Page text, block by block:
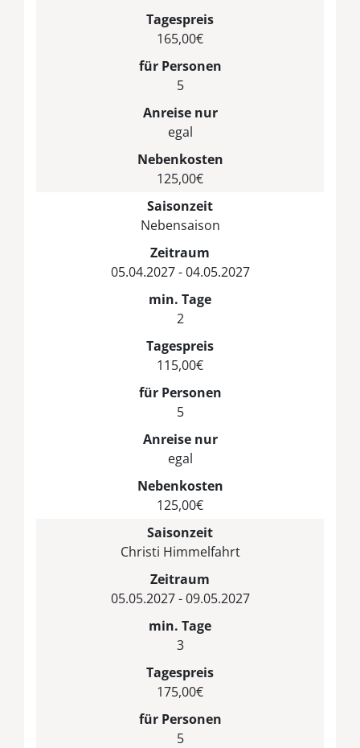
Tagespreis
165,00€
für Personen
5
Anreise nur
egal
Nebenkosten
125,00€
Saisonzeit
Nebensaison
Zeitraum
05.04.2027 - 04.05.2027
min. Tage
2
Tagespreis
115,00€
für Personen
5
Anreise nur
egal
Nebenkosten
125,00€
Saisonzeit
Christi Himmelfahrt
Zeitraum
05.05.2027 - 09.05.2027
min. Tage
3
Tagespreis
175,00€
für Personen
5